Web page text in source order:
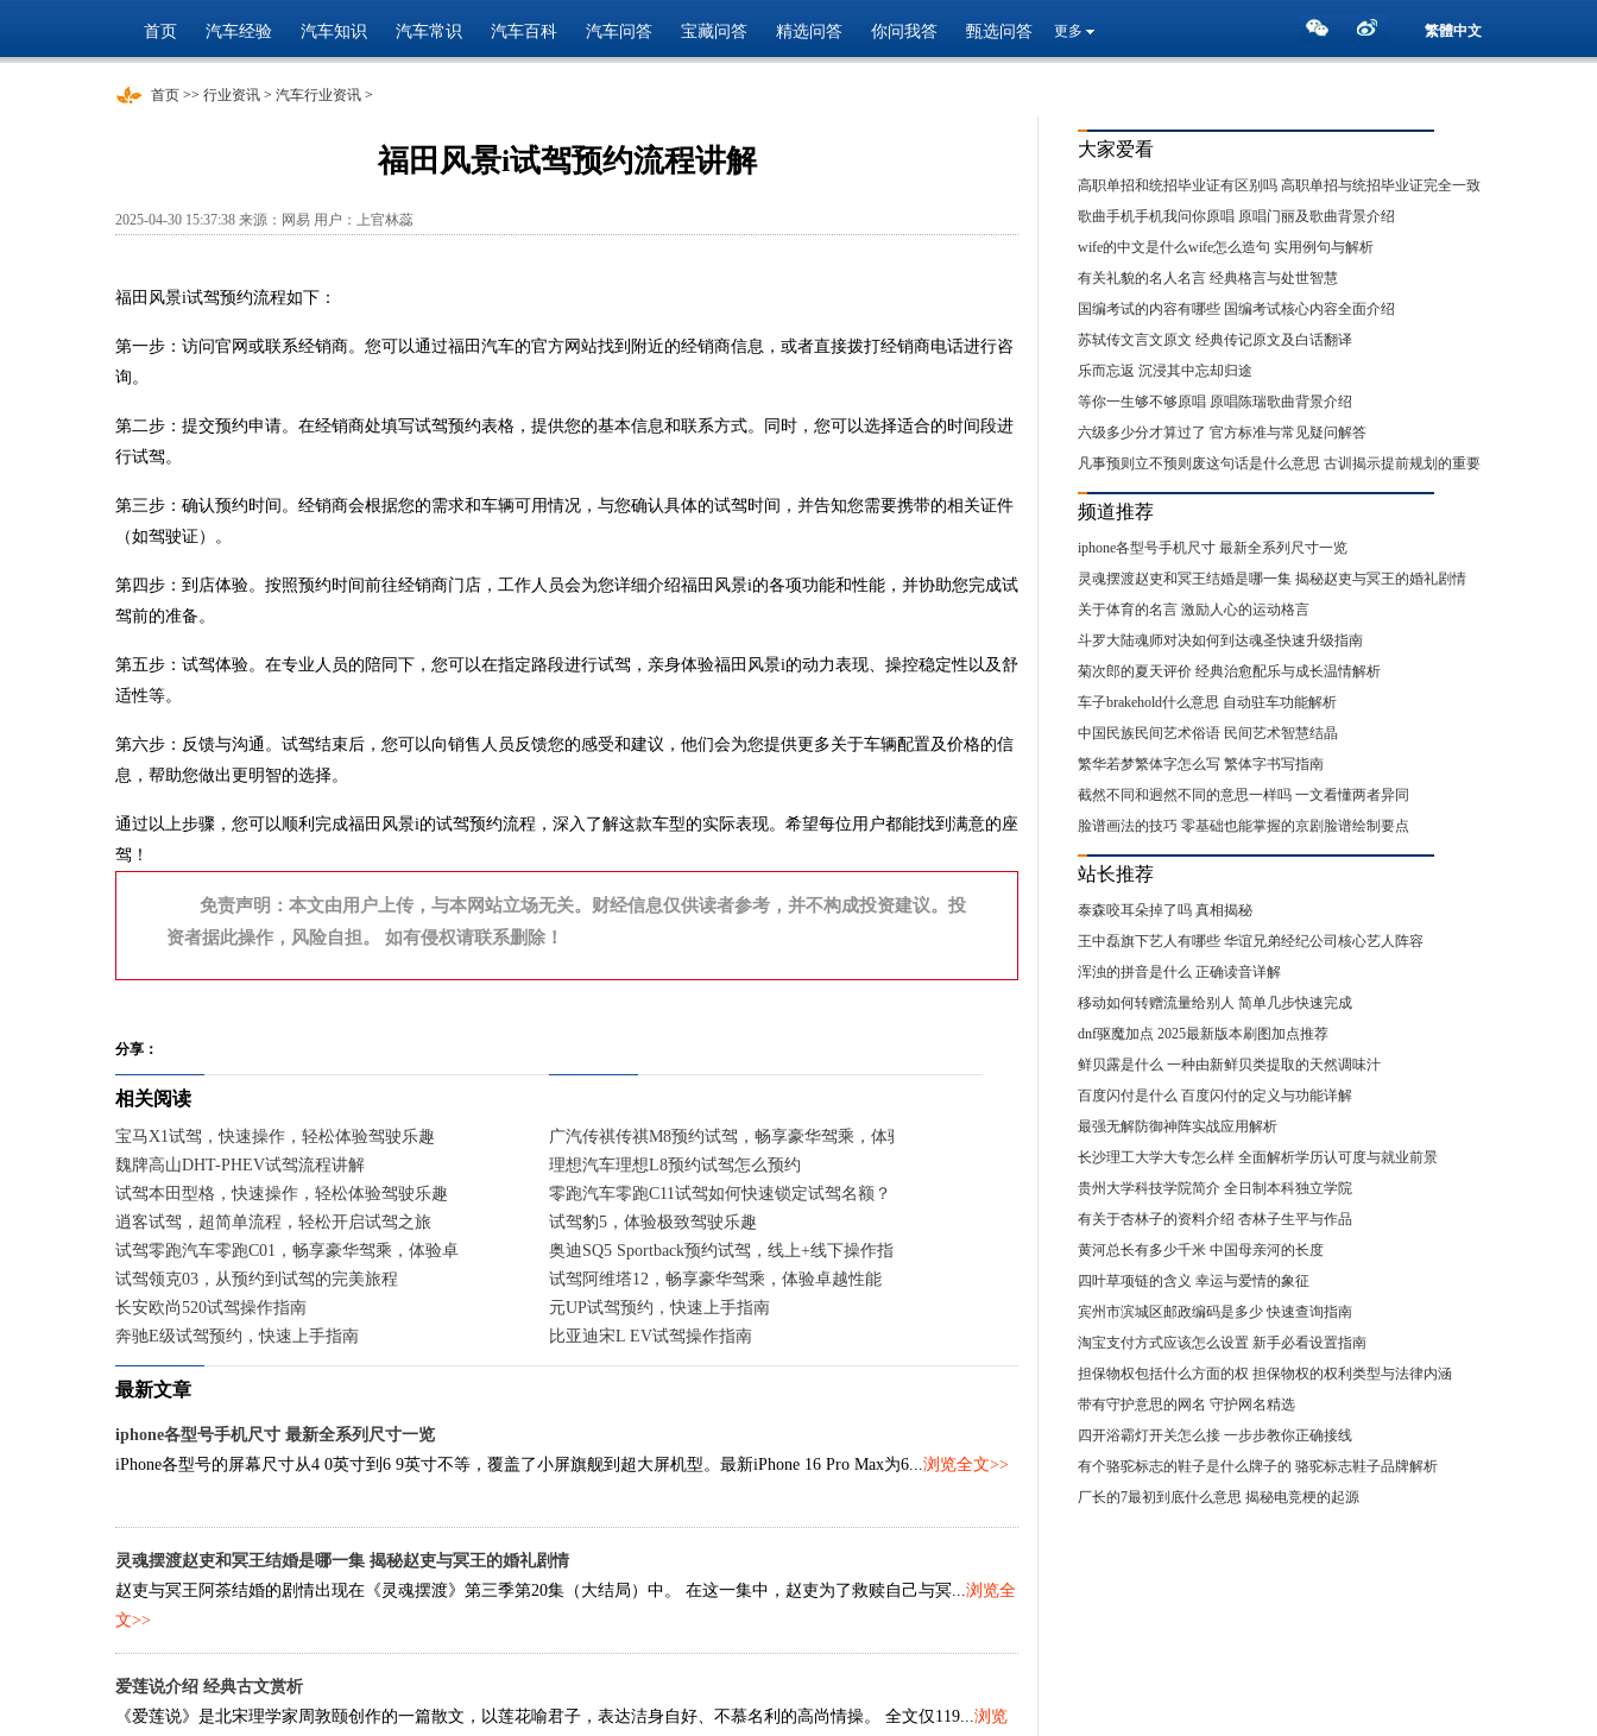
首页 汽车经验 汽车知识 汽车常识 汽车百科 汽车问答 宝藏问答 精选问答 你问我答 甄选问答 更多 繁體中文
首页 >> 行业资讯 > 汽车行业资讯 >
福田风景i试驾预约流程讲解
2025-04-30 15:37:38 来源：网易 用户：上官林蕊
福田风景i试驾预约流程如下：
第一步：访问官网或联系经销商。您可以通过福田汽车的官方网站找到附近的经销商信息，或者直接拨打经销商电话进行咨
询。
第二步：提交预约申请。在经销商处填写试驾预约表格，提供您的基本信息和联系方式。同时，您可以选择适合的时间段进
行试驾。
第三步：确认预约时间。经销商会根据您的需求和车辆可用情况，与您确认具体的试驾时间，并告知您需要携带的相关证件
（如驾驶证）。
第四步：到店体验。按照预约时间前往经销商门店，工作人员会为您详细介绍福田风景i的各项功能和性能，并协助您完成试
驾前的准备。
第五步：试驾体验。在专业人员的陪同下，您可以在指定路段进行试驾，亲身体验福田风景i的动力表现、操控稳定性以及舒
适性等。
第六步：反馈与沟通。试驾结束后，您可以向销售人员反馈您的感受和建议，他们会为您提供更多关于车辆配置及价格的信
息，帮助您做出更明智的选择。
通过以上步骤，您可以顺利完成福田风景i的试驾预约流程，深入了解这款车型的实际表现。希望每位用户都能找到满意的座
驾！
免责声明：本文由用户上传，与本网站立场无关。财经信息仅供读者参考，并不构成投资建议。投
资者据此操作，风险自担。 如有侵权请联系删除！
分享：
相关阅读
宝马X1试驾，快速操作，轻松体验驾驶乐趣
魏牌高山DHT-PHEV试驾流程讲解
试驾本田型格，快速操作，轻松体验驾驶乐趣
逍客试驾，超简单流程，轻松开启试驾之旅
试驾零跑汽车零跑C01，畅享豪华驾乘，体验卓越性能
试驾领克03，从预约到试驾的完美旅程
长安欧尚520试驾操作指南
奔驰E级试驾预约，快速上手指南
广汽传祺传祺M8预约试驾，畅享豪华驾乘，体验卓越性能
理想汽车理想L8预约试驾怎么预约
零跑汽车零跑C11试驾如何快速锁定试驾名额？
试驾豹5，体验极致驾驶乐趣
奥迪SQ5 Sportback预约试驾，线上+线下操作指南
试驾阿维塔12，畅享豪华驾乘，体验卓越性能
元UP试驾预约，快速上手指南
比亚迪宋L EV试驾操作指南
最新文章
iphone各型号手机尺寸 最新全系列尺寸一览
iPhone各型号的屏幕尺寸从4 0英寸到6 9英寸不等，覆盖了小屏旗舰到超大屏机型。最新iPhone 16 Pro Max为6...浏览全文>>
灵魂摆渡赵吏和冥王结婚是哪一集 揭秘赵吏与冥王的婚礼剧情
赵吏与冥王阿茶结婚的剧情出现在《灵魂摆渡》第三季第20集（大结局）中。 在这一集中，赵吏为了救赎自己与冥...浏览全
文>>
爱莲说介绍 经典古文赏析
《爱莲说》是北宋理学家周敦颐创作的一篇散文，以莲花喻君子，表达洁身自好、不慕名利的高尚情操。 全文仅119...浏览
大家爱看
高职单招和统招毕业证有区别吗 高职单招与统招毕业证完全一致
详解
歌曲手机手机我问你原唱 原唱门丽及歌曲背景介绍
wife的中文是什么wife怎么造句 实用例句与解析
有关礼貌的名人名言 经典格言与处世智慧
国编考试的内容有哪些 国编考试核心内容全面介绍
苏轼传文言文原文 经典传记原文及白话翻译
乐而忘返 沉浸其中忘却归途
等你一生够不够原唱 原唱陈瑞歌曲背景介绍
六级多少分才算过了 官方标准与常见疑问解答
凡事预则立不预则废这句话是什么意思 古训揭示提前规划的重要
性
频道推荐
iphone各型号手机尺寸 最新全系列尺寸一览
灵魂摆渡赵吏和冥王结婚是哪一集 揭秘赵吏与冥王的婚礼剧情
关于体育的名言 激励人心的运动格言
斗罗大陆魂师对决如何到达魂圣快速升级指南
菊次郎的夏天评价 经典治愈配乐与成长温情解析
车子brakehold什么意思 自动驻车功能解析
中国民族民间艺术俗语 民间艺术智慧结晶
繁华若梦繁体字怎么写 繁体字书写指南
截然不同和迥然不同的意思一样吗 一文看懂两者异同
脸谱画法的技巧 零基础也能掌握的京剧脸谱绘制要点
站长推荐
泰森咬耳朵掉了吗 真相揭秘
王中磊旗下艺人有哪些 华谊兄弟经纪公司核心艺人阵容
浑浊的拼音是什么 正确读音详解
移动如何转赠流量给别人 简单几步快速完成
dnf驱魔加点 2025最新版本刷图加点推荐
鲜贝露是什么 一种由新鲜贝类提取的天然调味汁
百度闪付是什么 百度闪付的定义与功能详解
最强无解防御神阵实战应用解析
长沙理工大学大专怎么样 全面解析学历认可度与就业前景
贵州大学科技学院简介 全日制本科独立学院
有关于杏林子的资料介绍 杏林子生平与作品
黄河总长有多少千米 中国母亲河的长度
四叶草项链的含义 幸运与爱情的象征
宾州市滨城区邮政编码是多少 快速查询指南
淘宝支付方式应该怎么设置 新手必看设置指南
担保物权包括什么方面的权 担保物权的权利类型与法律内涵
带有守护意思的网名 守护网名精选
四开浴霸灯开关怎么接 一步步教你正确接线
有个骆驼标志的鞋子是什么牌子的 骆驼标志鞋子品牌解析
厂长的7最初到底什么意思 揭秘电竞梗的起源